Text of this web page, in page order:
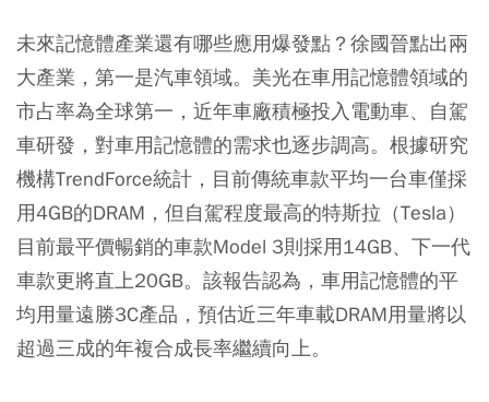
未來記憶體產業還有哪些應用爆發點？徐國晉點出兩
大產業，第一是汽車領域。美光在車用記憶體領域的
市占率為全球第一，近年車廠積極投入電動車、自駕
車研發，對車用記憶體的需求也逐步調高。根據研究
機構TrendForce統計，目前傳統車款平均一台車僅採
用4GB的DRAM，但自駕程度最高的特斯拉（Tesla）
目前最平價暢銷的車款Model 3則採用14GB、下一代
車款更將直上20GB。該報告認為，車用記憶體的平
均用量遠勝3C產品，預估近三年車載DRAM用量將以
超過三成的年複合成長率繼續向上。